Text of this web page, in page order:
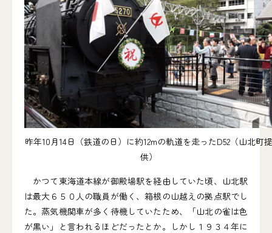
昨年10月14日（鉄道の日）に約12mの軌道を走ったD52（山北町提
供）
かつて東海道本線が御殿場駅を経由していた頃、山北駅
は最大６５０人の職員が働く、箱根の山越えの拠点駅でし
た。蒸気機関車が多く待機していたため、「山北の雀は色
が黒い」と言われるほどだったとか。しかし１９３４年に